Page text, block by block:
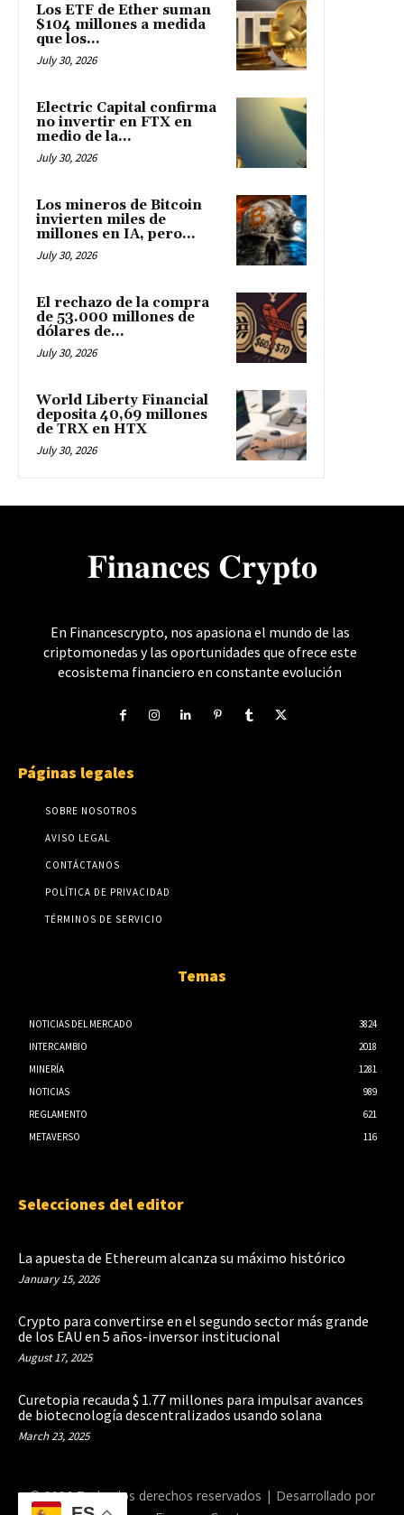
Los ETF de Ether suman
$104 millones a medida
que los...
July 30, 2026
Electric Capital confirma
no invertir en FTX en
medio de la...
July 30, 2026
Los mineros de Bitcoin
invierten miles de
millones en IA, pero...
July 30, 2026
El rechazo de la compra
de 53.000 millones de
dólares de...
July 30, 2026
World Liberty Financial
deposita 40,69 millones
de TRX en HTX
July 30, 2026
𝐅𝐢𝐧𝐚𝐧𝐜𝐞𝐬 𝐂𝐫𝐲𝐩𝐭𝐨
En Financescrypto, nos apasiona el mundo de las
criptomonedas y las oportunidades que ofrece este
ecosistema financiero en constante evolución
Páginas legales
SOBRE NOSOTROS
AVISO LEGAL
CONTÁCTANOS
POLÍTICA DE PRIVACIDAD
TÉRMINOS DE SERVICIO
Temas
NOTICIAS DEL MERCADO
3824
INTERCAMBIO
2018
MINERÍA
1281
NOTICIAS
989
REGLAMENTO
621
METAVERSO
116
Selecciones del editor
La apuesta de Ethereum alcanza su máximo histórico
January 15, 2026
Crypto para convertirse en el segundo sector más grande
de los EAU en 5 años-inversor institucional
August 17, 2025
Curetopia recauda $ 1.77 millones para impulsar avances
de biotecnología descentralizados usando solana
March 23, 2025
© 2026 Todos los derechos reservados | Desarrollado por